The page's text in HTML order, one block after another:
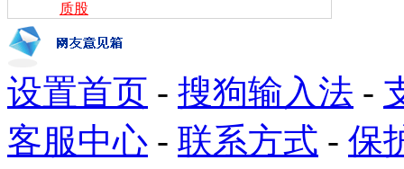
质股
设置首页 - 搜狗输入法 -
客服中心 - 联系方式 - 保